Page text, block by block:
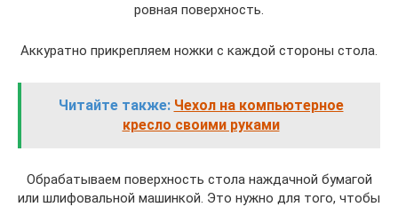
ровная поверхность.
Аккуратно прикрепляем ножки с каждой стороны стола.
Читайте также: Чехол на компьютерное
кресло своими руками
Обрабатываем поверхность стола наждачной бумагой
или шлифовальной машинкой. Это нужно для того, чтобы